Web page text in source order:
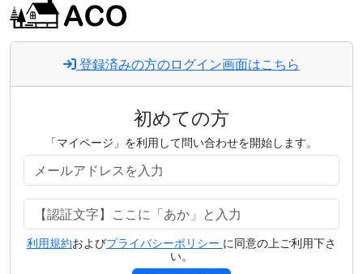
登録済みの方のログイン画面はこちら
初めての方
「マイページ」を利用して問い合わせを開始します。
利用規約およびプライバシーポリシー に同意の上ご利用下さ
い。